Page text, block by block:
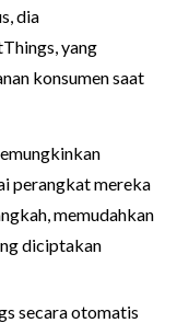
dia
yang
konsumen saat
perangkat mereka
memudahkan
diciptakan
secara otomatis